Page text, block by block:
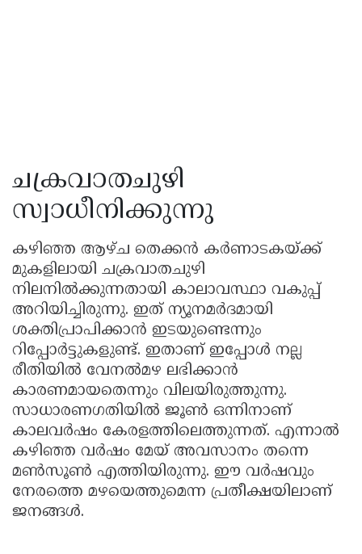
ചക്രവാതചുഴി
സ്വാധീനിക്കുന്നു
കഴിഞ്ഞ ആഴ്ച തെക്കൻ കർണാടകയ്ക്ക്
മുകളിലായി ചക്രവാതചുഴി
നിലനിൽക്കുന്നതായി കാലാവസ്ഥാ വകുപ്പ്
അറിയിച്ചിരുന്നു. ഇത് ന്യൂനമർദമായി
ശക്തിപ്രാപിക്കാൻ ഇടയുണ്ടെന്നും
റിപ്പോർട്ടുകളുണ്ട്. ഇതാണ് ഇപ്പോൾ നല്ല
രീതിയിൽ വേനൽമഴ ലഭിക്കാൻ
കാരണമായതെന്നും വിലയിരുത്തുന്നു.
സാധാരണഗതിയിൽ ജൂൺ ഒന്നിനാണ്
കാലവർഷം കേരളത്തിലെത്തുന്നത്. എന്നാൽ
കഴിഞ്ഞ വർഷം മേയ് അവസാനം തന്നെ
മൺസൂൺ എത്തിയിരുന്നു. ഈ വർഷവും
നേരത്തെ മഴയെത്തുമെന്ന പ്രതീക്ഷയിലാണ്
ജനങ്ങൾ.